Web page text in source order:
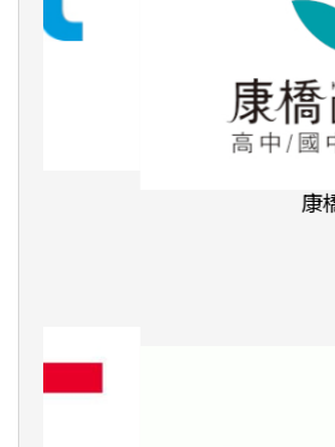
康橋國際學校